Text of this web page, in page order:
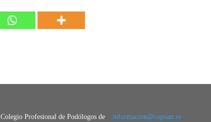
Colegio Profesional de Podólogos de informacion@copoan.es